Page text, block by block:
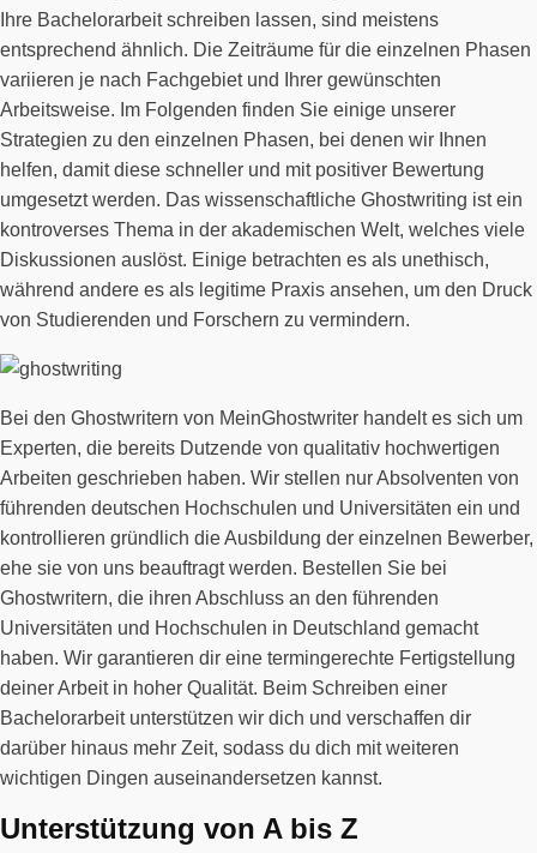
Ihre Bachelorarbeit schreiben lassen, sind meistens
entsprechend ähnlich. Die Zeiträume für die einzelnen Phasen
variieren je nach Fachgebiet und Ihrer gewünschten
Arbeitsweise. Im Folgenden finden Sie einige unserer
Strategien zu den einzelnen Phasen, bei denen wir Ihnen
helfen, damit diese schneller und mit positiver Bewertung
umgesetzt werden. Das wissenschaftliche Ghostwriting ist ein
kontroverses Thema in der akademischen Welt, welches viele
Diskussionen auslöst. Einige betrachten es als unethisch,
während andere es als legitime Praxis ansehen, um den Druck
von Studierenden und Forschern zu vermindern.
Bei den Ghostwritern von MeinGhostwriter handelt es sich um
Experten, die bereits Dutzende von qualitativ hochwertigen
Arbeiten geschrieben haben. Wir stellen nur Absolventen von
führenden deutschen Hochschulen und Universitäten ein und
kontrollieren gründlich die Ausbildung der einzelnen Bewerber,
ehe sie von uns beauftragt werden. Bestellen Sie bei
Ghostwritern, die ihren Abschluss an den führenden
Universitäten und Hochschulen in Deutschland gemacht
haben. Wir garantieren dir eine termingerechte Fertigstellung
deiner Arbeit in hoher Qualität. Beim Schreiben einer
Bachelorarbeit unterstützen wir dich und verschaffen dir
darüber hinaus mehr Zeit, sodass du dich mit weiteren
wichtigen Dingen auseinandersetzen kannst.
Unterstützung von A bis Z